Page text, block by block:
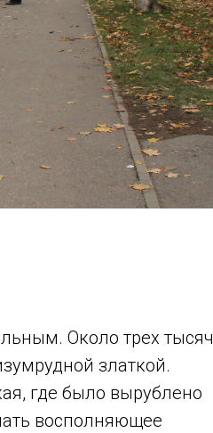
Около трех тысяч
златкой.
где было вырублено
восполняющее